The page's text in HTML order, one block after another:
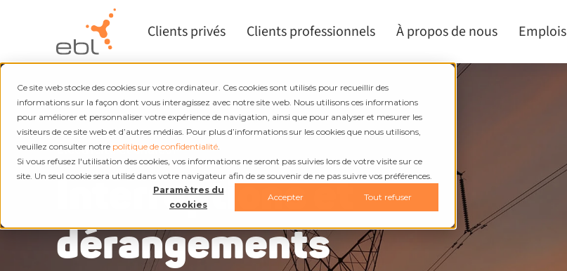
Ce site web stocke des cookies sur votre ordinateur. Ces cookies sont utilisés pour recueillir des
informations sur la façon dont vous interagissez avec notre site web. Nous utilisons ces informations
pour améliorer et personnaliser votre expérience de navigation, ainsi que pour analyser et mesurer les
visiteurs de ce site web et d’autres médias. Pour plus d’informations sur les cookies que nous utilisons,
veuillez consulter notre politique de confidentialité.
Si vous refusez l'utilisation des cookies, vos informations ne seront pas suivies lors de votre visite sur ce
site. Un seul cookie sera utilisé dans votre navigateur afin de se souvenir de ne pas suivre vos préférences.
Paramètres du
cookies
Accepter Tout refuser
Clients privés Clients professionnels À propos de nous Emplois
Électricité et chaleur
Interruptions et
dérangements